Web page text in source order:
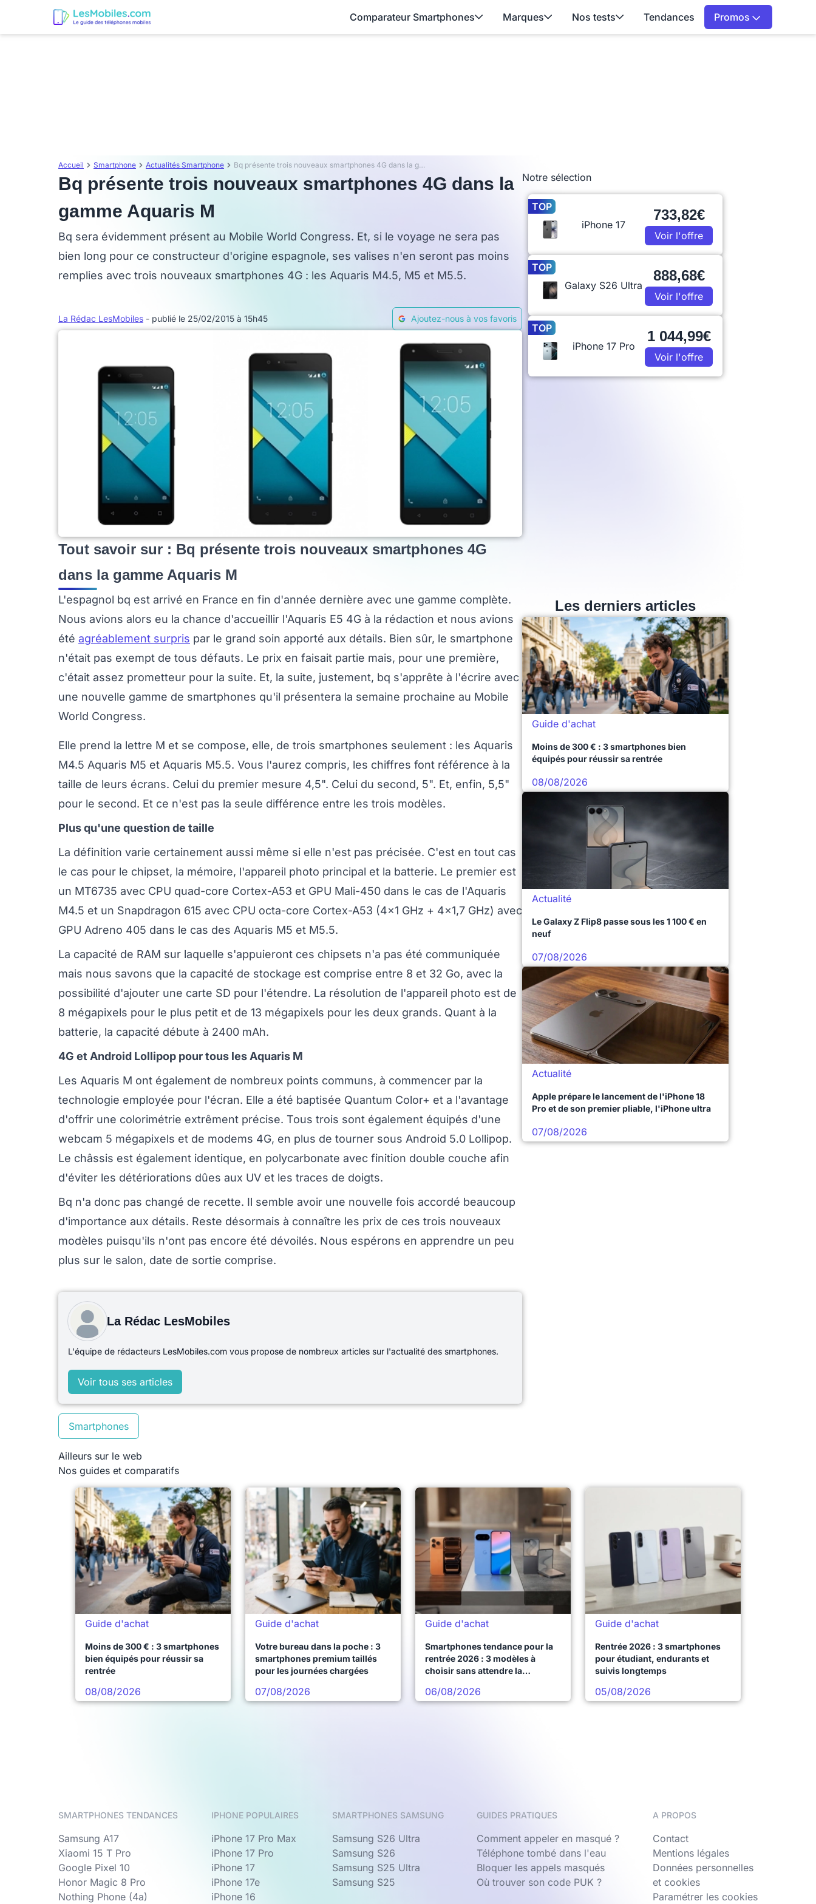
Comparateur Smartphones Marques Nos tests Tendances Promos
Accueil Smartphone Actualités Smartphone Bq présente trois nouveaux smartphones 4G dans la gamme Aquaris M
Bq présente trois nouveaux smartphones 4G dans la
gamme Aquaris M
Bq sera évidemment présent au Mobile World Congress. Et, si le voyage ne sera pas
bien long pour ce constructeur d'origine espagnole, ses valises n'en seront pas moins
remplies avec trois nouveaux smartphones 4G : les Aquaris M4.5, M5 et M5.5.
La Rédac LesMobiles - publié le 25/02/2015 à 15h45 Ajoutez-nous à vos favoris
Tout savoir sur : Bq présente trois nouveaux smartphones 4G
dans la gamme Aquaris M
L'espagnol bq est arrivé en France en fin d'année dernière avec une gamme complète.
Nous avions alors eu la chance d'accueillir l'Aquaris E5 4G à la rédaction et nous avions
été agréablement surpris par le grand soin apporté aux détails. Bien sûr, le smartphone
n'était pas exempt de tous défauts. Le prix en faisait partie mais, pour une première,
c'était assez prometteur pour la suite. Et, la suite, justement, bq s'apprête à l'écrire avec
une nouvelle gamme de smartphones qu'il présentera la semaine prochaine au Mobile
World Congress.
Elle prend la lettre M et se compose, elle, de trois smartphones seulement : les Aquaris
M4.5 Aquaris M5 et Aquaris M5.5. Vous l'aurez compris, les chiffres font référence à la
taille de leurs écrans. Celui du premier mesure 4,5". Celui du second, 5". Et, enfin, 5,5"
pour le second. Et ce n'est pas la seule différence entre les trois modèles.
Plus qu'une question de taille
La définition varie certainement aussi même si elle n'est pas précisée. C'est en tout cas
le cas pour le chipset, la mémoire, l'appareil photo principal et la batterie. Le premier est
un MT6735 avec CPU quad-core Cortex-A53 et GPU Mali-450 dans le cas de l'Aquaris
M4.5 et un Snapdragon 615 avec CPU octa-core Cortex-A53 (4x1 GHz + 4x1,7 GHz) avec
GPU Adreno 405 dans le cas des Aquaris M5 et M5.5.
La capacité de RAM sur laquelle s'appuieront ces chipsets n'a pas été communiquée
mais nous savons que la capacité de stockage est comprise entre 8 et 32 Go, avec la
possibilité d'ajouter une carte SD pour l'étendre. La résolution de l'appareil photo est de
8 mégapixels pour le plus petit et de 13 mégapixels pour les deux grands. Quant à la
batterie, la capacité débute à 2400 mAh.
4G et Android Lollipop pour tous les Aquaris M
Les Aquaris M ont également de nombreux points communs, à commencer par la
technologie employée pour l'écran. Elle a été baptisée Quantum Color+ et a l'avantage
d'offrir une colorimétrie extrêment précise. Tous trois sont également équipés d'une
webcam 5 mégapixels et de modems 4G, en plus de tourner sous Android 5.0 Lollipop.
Le châssis est également identique, en polycarbonate avec finition double couche afin
d'éviter les détériorations dûes aux UV et les traces de doigts.
Bq n'a donc pas changé de recette. Il semble avoir une nouvelle fois accordé beaucoup
d'importance aux détails. Reste désormais à connaître les prix de ces trois nouveaux
modèles puisqu'ils n'ont pas encore été dévoilés. Nous espérons en apprendre un peu
plus sur le salon, date de sortie comprise.
La Rédac LesMobiles
L'équipe de rédacteurs LesMobiles.com vous propose de nombreux articles sur l'actualité des smartphones.
Voir tous ses articles
Smartphones
Ailleurs sur le web
Notre sélection
TOP
iPhone 17
733,82€
Voir l'offre
TOP
Galaxy S26 Ultra
888,68€
Voir l'offre
TOP
iPhone 17 Pro
1 044,99€
Voir l'offre
Les derniers articles
Guide d'achat
Moins de 300 € : 3 smartphones bien
équipés pour réussir sa rentrée
08/08/2026
Actualité
Le Galaxy Z Flip8 passe sous les 1 100 € en
neuf
07/08/2026
Actualité
Apple prépare le lancement de l'iPhone 18
Pro et de son premier pliable, l'iPhone ultra
07/08/2026
Nos guides et comparatifs
Guide d'achat
Moins de 300 € : 3 smartphones
bien équipés pour réussir sa
rentrée
08/08/2026
Guide d'achat
Votre bureau dans la poche : 3
smartphones premium taillés
pour les journées chargées
07/08/2026
Guide d'achat
Smartphones tendance pour la
rentrée 2026 : 3 modèles à
choisir sans attendre la
06/08/2026
Guide d'achat
Rentrée 2026 : 3 smartphones
pour étudiant, endurants et
suivis longtemps
05/08/2026
SMARTPHONES TENDANCES
Samsung A17
Xiaomi 15 T Pro
Google Pixel 10
Honor Magic 8 Pro
Nothing Phone (4a)
IPHONE POPULAIRES
iPhone 17 Pro Max
iPhone 17 Pro
iPhone 17
iPhone 17e
iPhone 16
SMARTPHONES SAMSUNG
Samsung S26 Ultra
Samsung S26
Samsung S25 Ultra
Samsung S25
GUIDES PRATIQUES
Comment appeler en masqué ?
Téléphone tombé dans l'eau
Bloquer les appels masqués
Où trouver son code PUK ?
A PROPOS
Contact
Mentions légales
Données personnelles
et cookies
Paramétrer les cookies